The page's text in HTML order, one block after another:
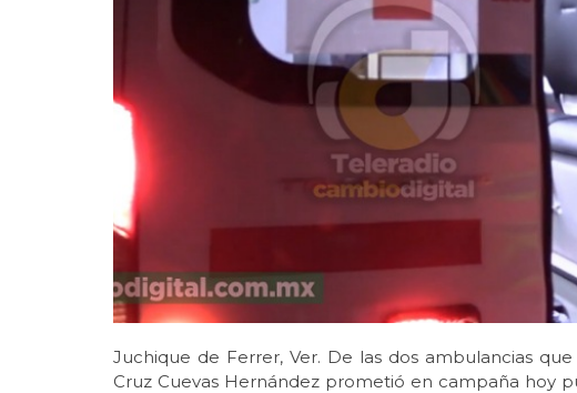
Juchique de Ferrer, Ver. De las dos ambulancias
Cruz Cuevas Hernández prometió en campaña hoy